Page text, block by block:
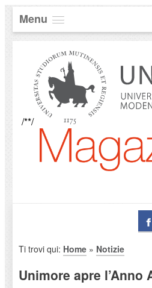
Menu
/**/
Ti trovi qui: Home» Notizie
Unimore apre l’Anno